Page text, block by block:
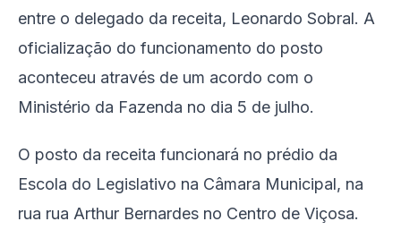
entre o delegado da receita, Leonardo Sobral. A
oficialização do funcionamento do posto
aconteceu através de um acordo com o
Ministério da Fazenda no dia 5 de julho.
O posto da receita funcionará no prédio da
Escola do Legislativo na Câmara Municipal, na
rua rua Arthur Bernardes no Centro de Viçosa.